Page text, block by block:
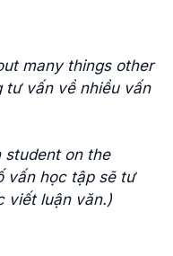
many things other
tư vấn về nhiều vấn
student on the
vấn học tập sẽ tư
viết luận văn.)